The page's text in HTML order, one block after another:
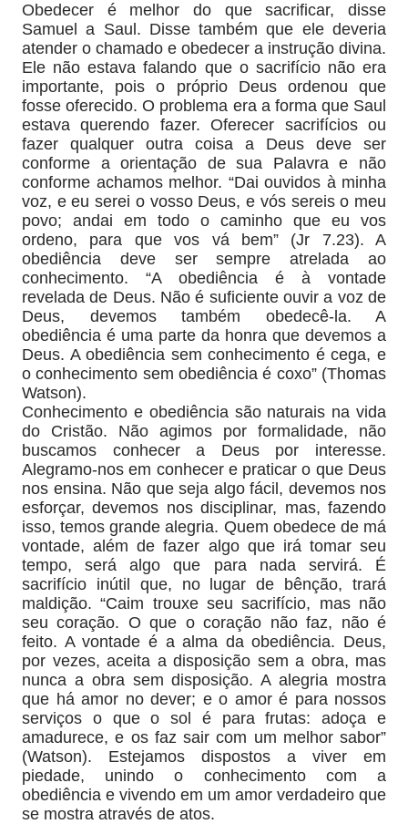
Obedecer é melhor do que sacrificar, disse
Samuel a Saul. Disse também que ele deveria
atender o chamado e obedecer a instrução divina.
Ele não estava falando que o sacrifício não era
importante, pois o próprio Deus ordenou que
fosse oferecido. O problema era a forma que Saul
estava querendo fazer. Oferecer sacrifícios ou
fazer qualquer outra coisa a Deus deve ser
conforme a orientação de sua Palavra e não
conforme achamos melhor. “Dai ouvidos à minha
voz, e eu serei o vosso Deus, e vós sereis o meu
povo; andai em todo o caminho que eu vos
ordeno, para que vos vá bem” (Jr 7.23). A
obediência deve ser sempre atrelada ao
conhecimento. “A obediência é à vontade
revelada de Deus. Não é suficiente ouvir a voz de
Deus, devemos também obedecê-la. A
obediência é uma parte da honra que devemos a
Deus. A obediência sem conhecimento é cega, e
o conhecimento sem obediência é coxo” (Thomas
Watson).
Conhecimento e obediência são naturais na vida
do Cristão. Não agimos por formalidade, não
buscamos conhecer a Deus por interesse.
Alegramo-nos em conhecer e praticar o que Deus
nos ensina. Não que seja algo fácil, devemos nos
esforçar, devemos nos disciplinar, mas, fazendo
isso, temos grande alegria. Quem obedece de má
vontade, além de fazer algo que irá tomar seu
tempo, será algo que para nada servirá. É
sacrifício inútil que, no lugar de bênção, trará
maldição. “Caim trouxe seu sacrifício, mas não
seu coração. O que o coração não faz, não é
feito. A vontade é a alma da obediência. Deus,
por vezes, aceita a disposição sem a obra, mas
nunca a obra sem disposição. A alegria mostra
que há amor no dever; e o amor é para nossos
serviços o que o sol é para frutas: adoça e
amadurece, e os faz sair com um melhor sabor”
(Watson). Estejamos dispostos a viver em
piedade, unindo o conhecimento com a
obediência e vivendo em um amor verdadeiro que
se mostra através de atos.